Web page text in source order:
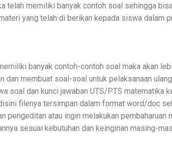
telah memiliki banyak contoh soal sehingga
yang telah di berikan kepada siswa dalam
banyak contoh-contoh soal maka akan
dan membuat soal-soal untuk pelaksanaan
soal dan kunci jawaban UTS/PTS matematika
filenya tersimpan dalam format word/doc
pengeditan atau ingin melakukan pembaharuan
sesuai kebutuhan dan keinginan masing-